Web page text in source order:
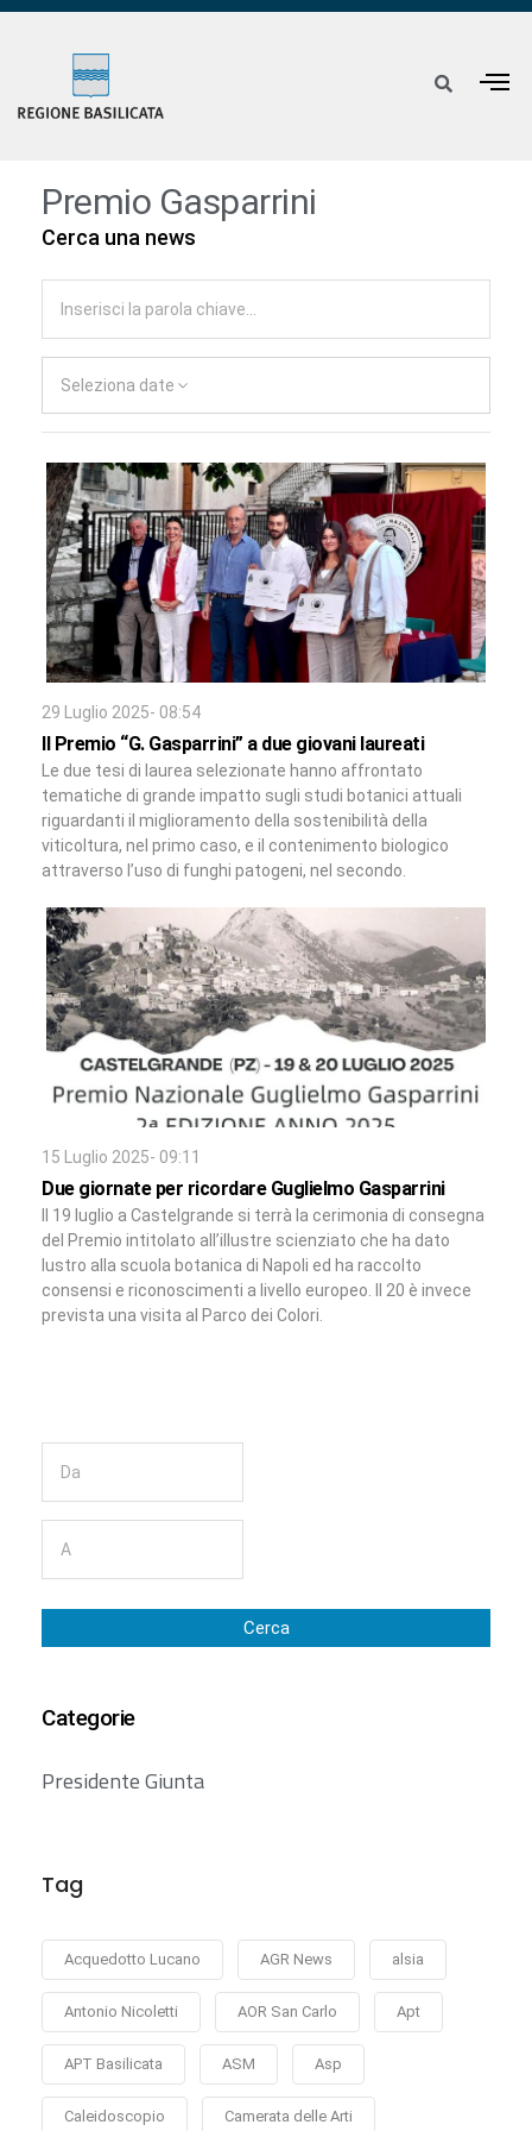
Premio Gasparrini
Cerca una news
Seleziona date
29 Luglio 2025- 08:54
Il Premio “G. Gasparrini” a due giovani laureati
Le due tesi di laurea selezionate hanno affrontato
tematiche di grande impatto sugli studi botanici attuali
riguardanti il miglioramento della sostenibilità della
viticoltura, nel primo caso, e il contenimento biologico
attraverso l’uso di funghi patogeni, nel secondo.
15 Luglio 2025- 09:11
Due giornate per ricordare Guglielmo Gasparrini
Il 19 luglio a Castelgrande si terrà la cerimonia di consegna
del Premio intitolato all’illustre scienziato che ha dato
lustro alla scuola botanica di Napoli ed ha raccolto
consensi e riconoscimenti a livello europeo. Il 20 è invece
prevista una visita al Parco dei Colori.
Cerca
Categorie
Presidente Giunta
Tag
Acquedotto Lucano AGR News alsia
Antonio Nicoletti AOR San Carlo Apt
APT Basilicata ASM Asp
Caleidoscopio Camerata delle Arti